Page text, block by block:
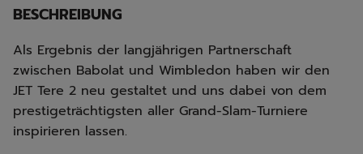
BESCHREIBUNG
Als Ergebnis der langjährigen Partnerschaft
zwischen Babolat und Wimbledon haben wir den
JET Tere 2 neu gestaltet und uns dabei von dem
prestigeträchtigsten aller Grand-Slam-Turniere
inspirieren lassen.